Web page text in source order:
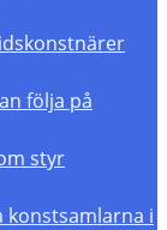
följa på
styr
konstsamlarna i